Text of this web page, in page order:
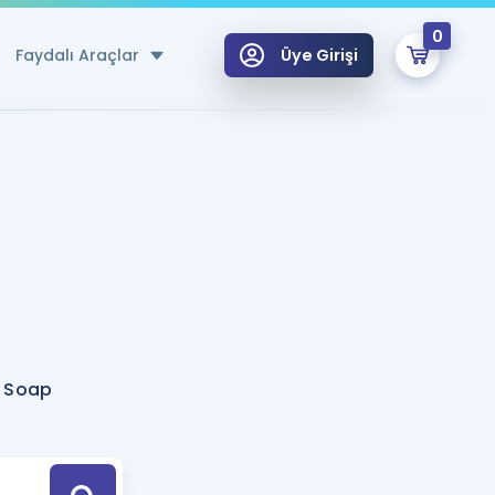
Faydalı Araçlar
Hesaplama Aracı
için Öneriler
Tek Takvimde
Üye Girişi
0
Hoca ile seni sınava hazırlayacak onlarca eğitim seni bekliyor!